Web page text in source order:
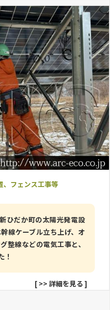
、フェンス工事等
ひだか町の太陽光発電設
線ケーブル立ち上げ、オ
整線などの電気工事と、
！
[ >> 詳細を見る ]